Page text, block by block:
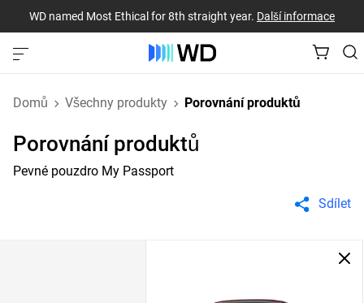
WD named Most Ethical for 8th straight year. Další informace
Domů Všechny produkty Porovnání produktů
Porovnání produktů
Pevné pouzdro My Passport
Sdílet